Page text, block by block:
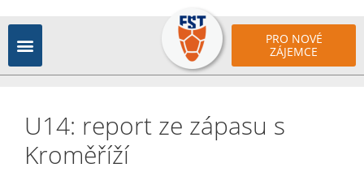
PRO NOVÉ
ZÁJEMCE
U14: report ze zápasu s
Kroměříží